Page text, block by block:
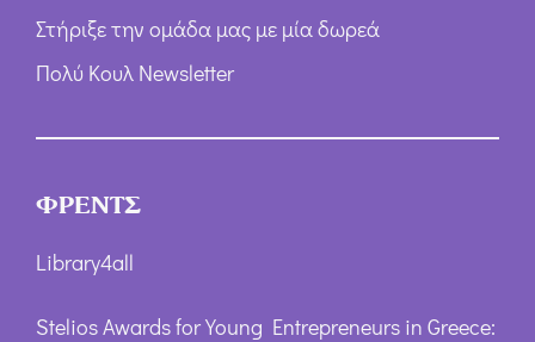
Στήριξε την ομάδα μας με μία δωρεά
Πολύ Κουλ Newsletter
ΦΡΕΝΤΣ
Library4all
Stelios Awards for Young Entrepreneurs in Greece: